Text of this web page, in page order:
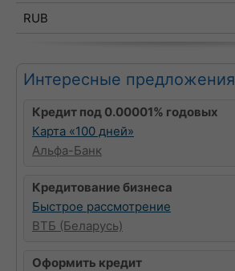
RUB
Интересные предложения
Кредит под 0.00001% годовых
Карта «100 дней»
Альфа-Банк
Кредитование бизнеса
Быстрое рассмотрение
ВТБ (Беларусь)
Оформить кредит